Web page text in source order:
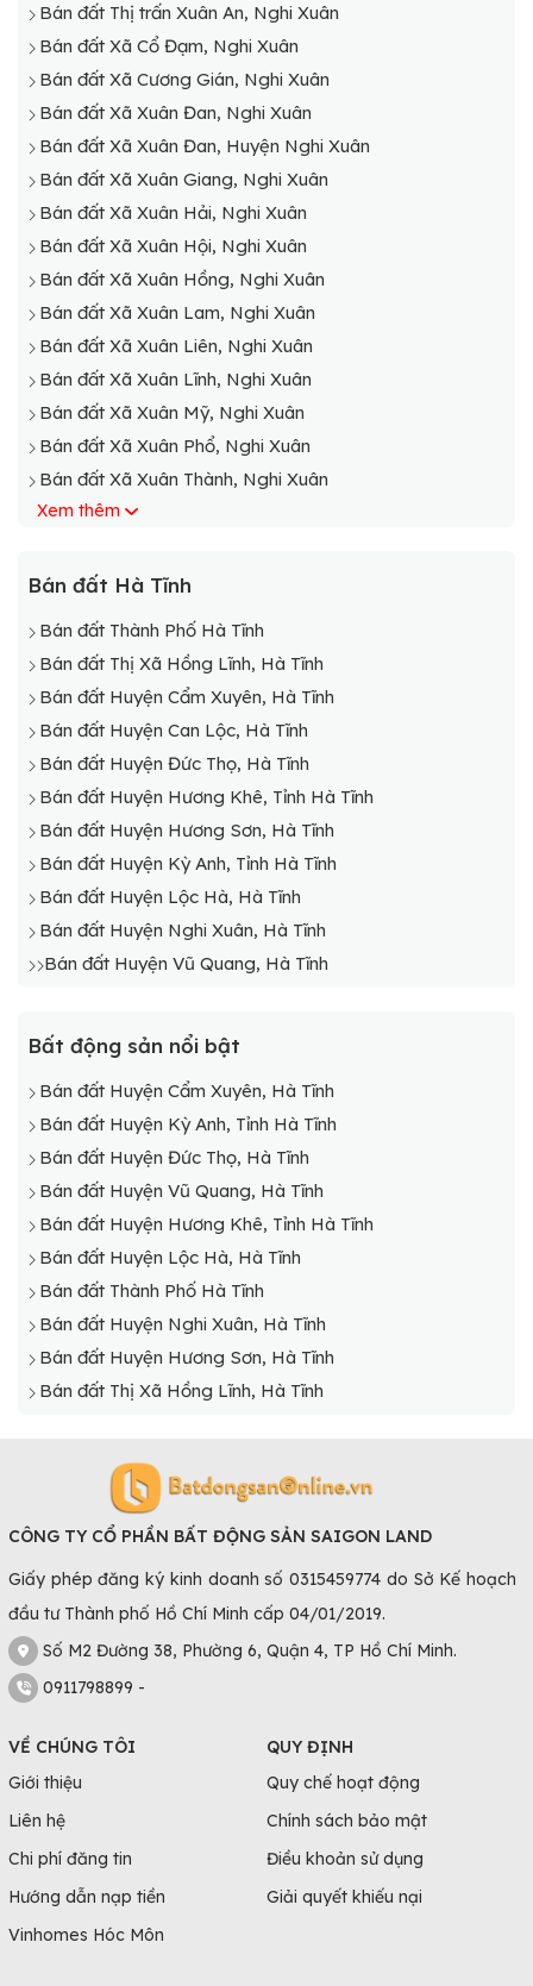
Bán đất Thị trấn Xuân An, Nghi Xuân
Bán đất Xã Cổ Đạm, Nghi Xuân
Bán đất Xã Cương Gián, Nghi Xuân
Bán đất Xã Xuân Đan, Nghi Xuân
Bán đất Xã Xuân Đan, Huyện Nghi Xuân
Bán đất Xã Xuân Giang, Nghi Xuân
Bán đất Xã Xuân Hải, Nghi Xuân
Bán đất Xã Xuân Hội, Nghi Xuân
Bán đất Xã Xuân Hồng, Nghi Xuân
Bán đất Xã Xuân Lam, Nghi Xuân
Bán đất Xã Xuân Liên, Nghi Xuân
Bán đất Xã Xuân Lĩnh, Nghi Xuân
Bán đất Xã Xuân Mỹ, Nghi Xuân
Bán đất Xã Xuân Phổ, Nghi Xuân
Bán đất Xã Xuân Thành, Nghi Xuân
Bán đất Xã Xuân Trường, Nghi Xuân
Bán đất Xã Xuân Yên, Nghi Xuân
Xem thêm
Bán đất Hà Tĩnh
Bán đất Thành Phố Hà Tĩnh
Bán đất Thị Xã Hồng Lĩnh, Hà Tĩnh
Bán đất Huyện Cẩm Xuyên, Hà Tĩnh
Bán đất Huyện Can Lộc, Hà Tĩnh
Bán đất Huyện Đức Thọ, Hà Tĩnh
Bán đất Huyện Hương Khê, Tỉnh Hà Tĩnh
Bán đất Huyện Hương Sơn, Hà Tĩnh
Bán đất Huyện Kỳ Anh, Tỉnh Hà Tĩnh
Bán đất Huyện Lộc Hà, Hà Tĩnh
Bán đất Huyện Nghi Xuân, Hà Tĩnh
Bán đất Huyện Vũ Quang, Hà Tĩnh
Bất động sản nổi bật
Bán đất Huyện Cẩm Xuyên, Hà Tĩnh
Bán đất Huyện Kỳ Anh, Tỉnh Hà Tĩnh
Bán đất Huyện Đức Thọ, Hà Tĩnh
Bán đất Huyện Vũ Quang, Hà Tĩnh
Bán đất Huyện Hương Khê, Tỉnh Hà Tĩnh
Bán đất Huyện Lộc Hà, Hà Tĩnh
Bán đất Thành Phố Hà Tĩnh
Bán đất Huyện Nghi Xuân, Hà Tĩnh
Bán đất Huyện Hương Sơn, Hà Tĩnh
Bán đất Thị Xã Hồng Lĩnh, Hà Tĩnh
CÔNG TY CỔ PHẦN BẤT ĐỘNG SẢN SAIGON LAND
Giấy phép đăng ký kinh doanh số 0315459774 do Sở Kế hoạch
đầu tư Thành phố Hồ Chí Minh cấp 04/01/2019.
Số M2 Đường 38, Phường 6, Quận 4, TP Hồ Chí Minh.
0911798899 -
VỀ CHÚNG TÔI
Giới thiệu
Liên hệ
Chi phí đăng tin
Hướng dẫn nạp tiền
Vinhomes Hóc Môn
QUY ĐỊNH
Quy chế hoạt động
Chính sách bảo mật
Điều khoản sử dụng
Giải quyết khiếu nại